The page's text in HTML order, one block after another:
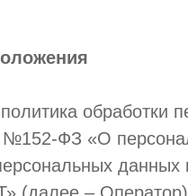
обработки
№152-ФЗ «О